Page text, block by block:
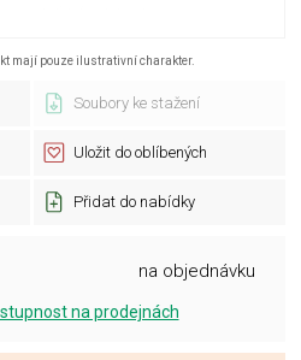
mají pouze ilustrativní charakter.
Soubory ke stažení
Uložit do oblíbených
Přidat do nabídky
na objednávku
na prodejnách